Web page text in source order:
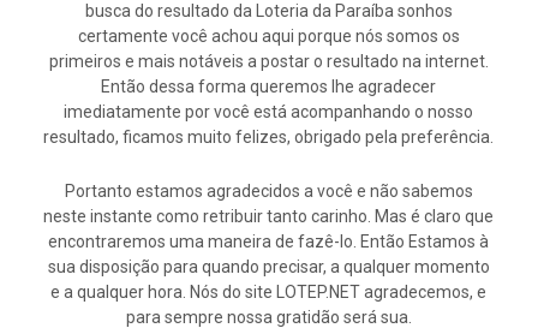
busca do resultado da Loteria da Paraíba sonhos
certamente você achou aqui porque nós somos os
primeiros e mais notáveis a postar o resultado na internet.
Então dessa forma queremos lhe agradecer
imediatamente por você está acompanhando o nosso
resultado, ficamos muito felizes, obrigado pela preferência.
Portanto estamos agradecidos a você e não sabemos
neste instante como retribuir tanto carinho. Mas é claro que
encontraremos uma maneira de fazê-lo. Então Estamos à
sua disposição para quando precisar, a qualquer momento
e a qualquer hora. Nós do site LOTEP.NET agradecemos, e
para sempre nossa gratidão será sua.